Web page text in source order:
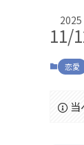
2025
11/
恋愛